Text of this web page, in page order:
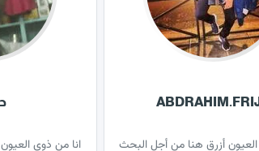
أزرق هنا من أجل البحث
انا من ذوي